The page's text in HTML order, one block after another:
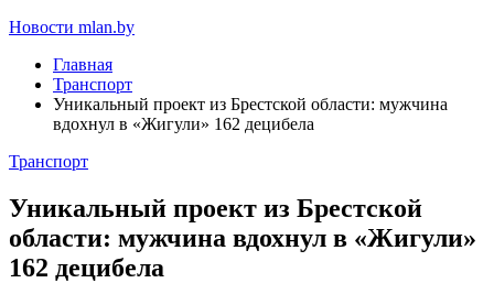
Новости mlan.by
Главная
Транспорт
Уникальный проект из Брестской области: мужчина
вдохнул в «Жигули» 162 децибела
Транспорт
Уникальный проект из Брестской
области: мужчина вдохнул в «Жигули»
162 децибела